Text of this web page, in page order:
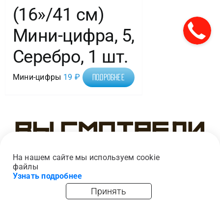
(16»/41 см)
Мини-цифра, 5,
Серебро, 1 шт.
Мини-цифры 19 ₽ Подробнее
Вы смотрели
На нашем сайте мы используем cookie
файлы
Узнать подробнее
Принять